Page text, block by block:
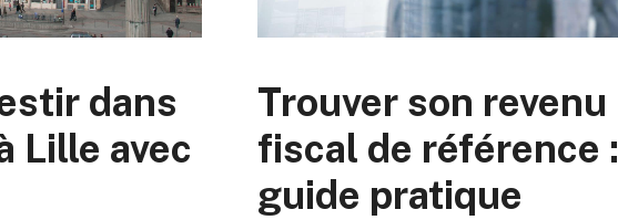
dans
Lille avec
Trouver son revenu
fiscal de référence :
guide pratique